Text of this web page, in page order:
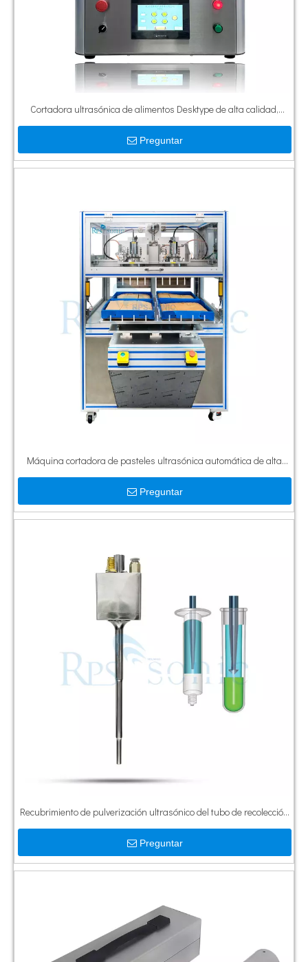
Cortadora ultrasónica de alimentos Desktype de alta calidad,
máquina cortadora de pasteles ultrasónica para Pizza y cortador
de masa
Preguntar
Máquina cortadora de pasteles ultrasónica automática de alta
calidad, corte ultrasónico de alimentos para pasteles, panadería,
corte de queso
Preguntar
Recubrimiento de pulverización ultrasónico del tubo de recolección
de sangre de la boquilla de pulverización médica de alta precisión
Preguntar